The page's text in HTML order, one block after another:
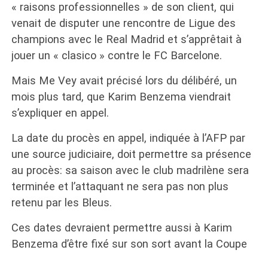
« raisons professionnelles » de son client, qui
venait de disputer une rencontre de Ligue des
champions avec le Real Madrid et s’apprêtait à
jouer un « clasico » contre le FC Barcelone.
Mais Me Vey avait précisé lors du délibéré, un
mois plus tard, que Karim Benzema viendrait
s’expliquer en appel.
La date du procès en appel, indiquée à l’AFP par
une source judiciaire, doit permettre sa présence
au procès: sa saison avec le club madrilène sera
terminée et l’attaquant ne sera pas non plus
retenu par les Bleus.
Ces dates devraient permettre aussi à Karim
Benzema d’être fixé sur son sort avant la Coupe